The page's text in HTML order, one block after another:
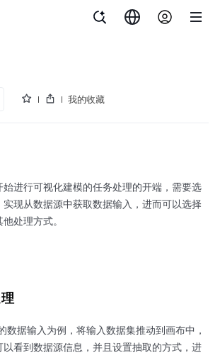
化）
我的收藏
进行可视化建模的任务处理的开端，需要选
现从数据源中获取数据输入，进而可以选择
处理方式。
数据输入为例，将输入数据集推动到画布中，
以看到数据源信息，并且设置抽取的方式，进